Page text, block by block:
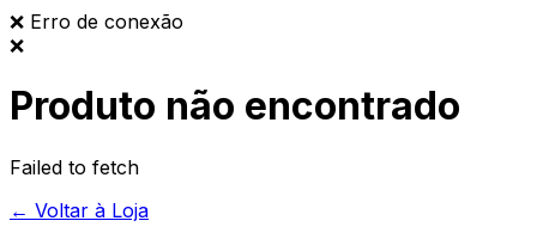
❌ Erro de conexão
❌
Produto não encontrado
Failed to fetch
← Voltar à Loja